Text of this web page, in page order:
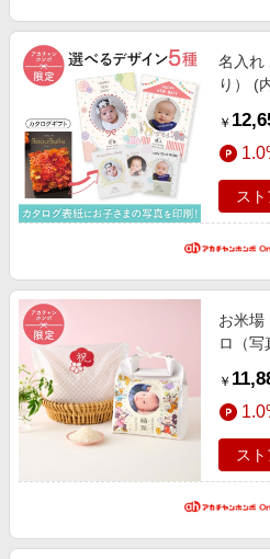
名入れ
り） (
返しギ
＋名入
￥
ス
お米場
ロ（写
内祝い
ト・顔
￥
ス